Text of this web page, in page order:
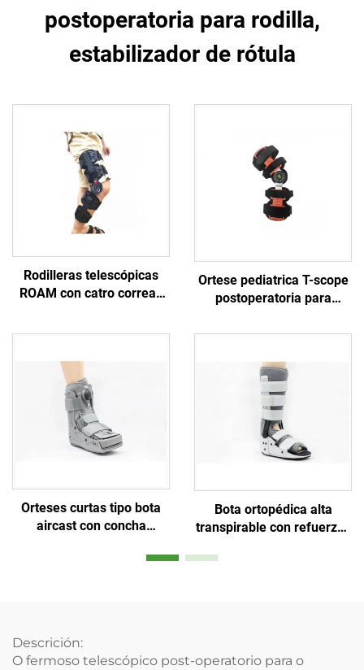
postoperatoria para rodilla,
estabilizador de rótula
Rodilleras telescópicas
ROAM con catro correas
Ortese pediatrica T-scope
postoperatoria para
rótula
Orteses curtas tipo bota
aircast con concha
balón interior dobre
Bota ortopédica alta
transpirable con refuerzos
Descrición:
O fermoso telescópico post-operatorio para o